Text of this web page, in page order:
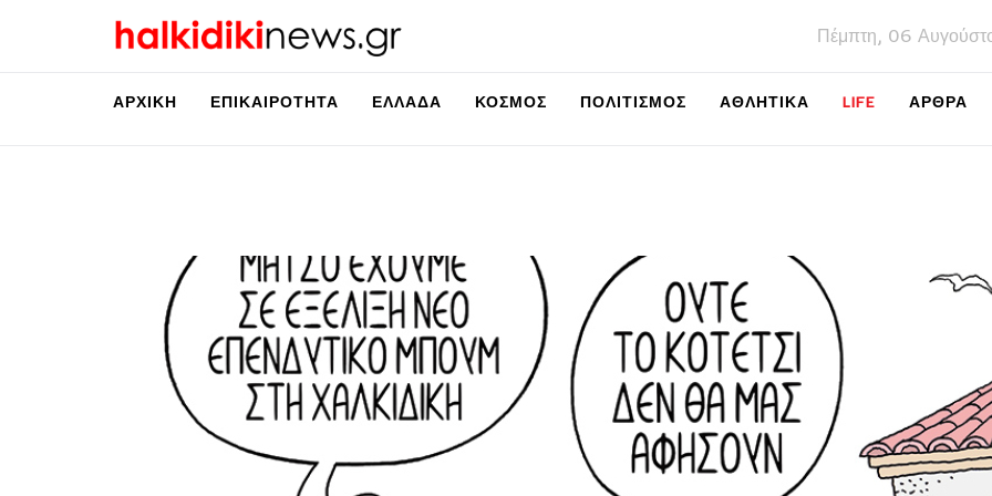
Πέμπτη, 06
ΑΡΧΙΚΉ ΕΠΙΚΑΙΡΌΤΗΤΑ ΕΛΛΆΔΑ ΚΌΣΜΟΣ ΠΟΛΙΤΙΣΜΌΣ ΑΘΛΗΤΙΚΆ LIFE ΑΡΘΡΑ